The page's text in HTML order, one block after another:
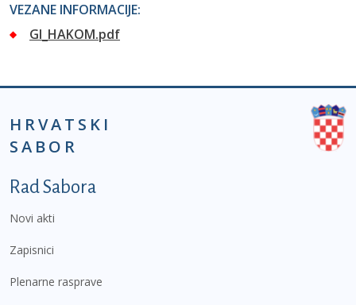
VEZANE INFORMACIJE:
GI_HAKOM.pdf
HRVATSKI
SABOR
Podnožje prvi izbornik
Rad Sabora
Novi akti
Zapisnici
Plenarne rasprave